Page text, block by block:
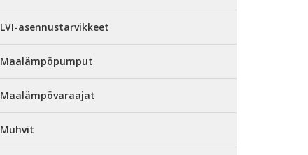
LVI-asennustarvikkeet
Maalämpöpumput
Maalämpövaraajat
Muhvit